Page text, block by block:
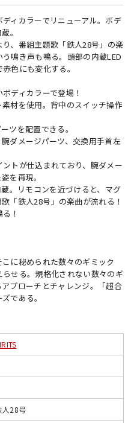
ィカラーでリニューアル。ボデ
。
、番組主題歌「鉄人28号」の楽
鳴き声も鳴る。頭部の内蔵LED
色にも変化する。
ディカラーで登場！
材を使用。背中のスイッチ操作
ツを配置できる。
ダメージパーツ、交換用手首左
トが仕込まれており、腕ダメー
を再現。
。リモコンを近づけると、マグ
「鉄人28号」の楽曲が流れる！
！
に秘められた数々のギミック
せる。規格化されない数々のギ
プローチとチャレンジ。「超合
である。
人28号